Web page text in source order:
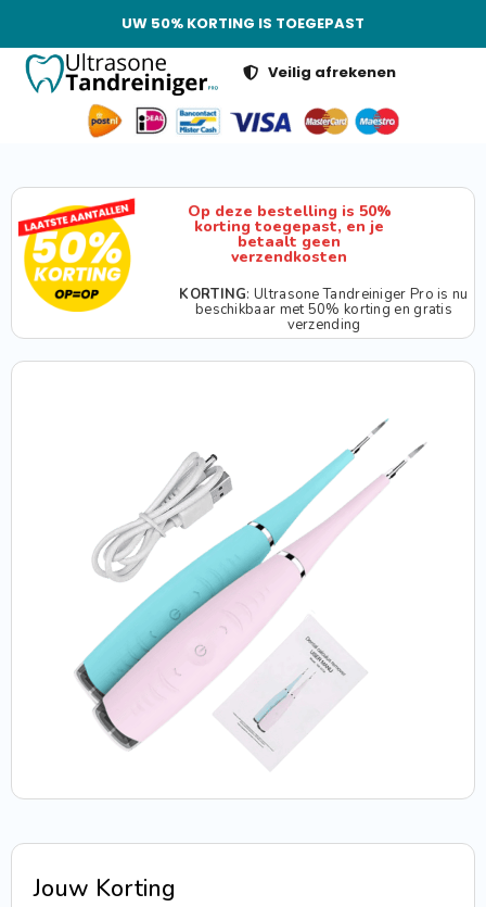
UW 50% KORTING IS TOEGEPAST
Veilig afrekenen
Op deze bestelling is 50%
korting toegepast, en je
betaalt geen
verzendkosten
KORTING: Ultrasone Tandreiniger Pro is nu
beschikbaar met 50% korting en gratis
verzending
Jouw Korting